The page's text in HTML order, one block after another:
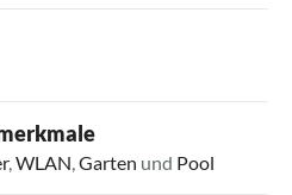
,WLAN,Garten und Pool